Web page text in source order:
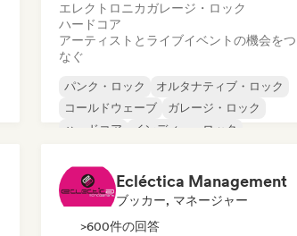
エレクトロニカガレージ・ロック
ハードコア
アーティストとライブイベントの機会をつ
なぐ
パンク・ロック
オルタナティブ・ロック
コールドウェーブ
ガレージ・ロック
ハードコア
インディー・ロック
Ecléctica Management
ブッカー, マネージャー
>600件の回答